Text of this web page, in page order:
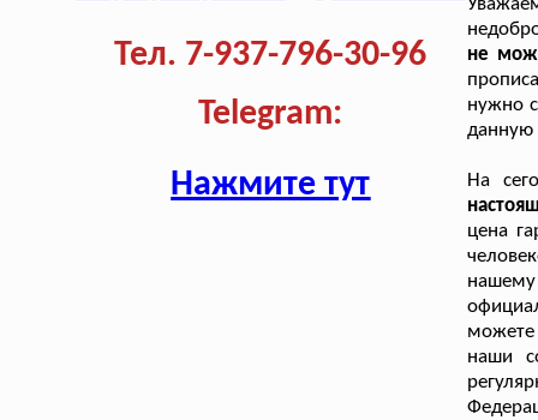
Тел. 7-937-796-30-96
Telegram:
Нажмите тут
не
нужно
данную
На
цена
можете
наши